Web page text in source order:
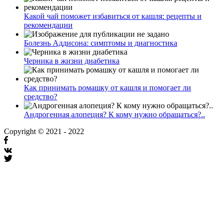
Какой чай поможет избавиться от кашля: рецепты и
рекомендации
Болезнь Аддисона: симптомы и диагностика
Черника в жизни диабетика
Как принимать ромашку от кашля и помогает ли
средство?
Андрогенная алопеция? К кому нужно обращаться?..
Copyright © 2021 - 2022